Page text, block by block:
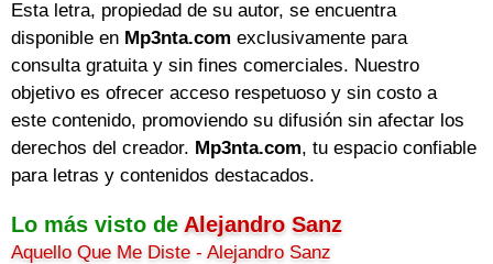
Esta letra, propiedad de su autor, se encuentra
disponible en Mp3nta.com exclusivamente para
consulta gratuita y sin fines comerciales. Nuestro
objetivo es ofrecer acceso respetuoso y sin costo a
este contenido, promoviendo su difusión sin afectar los
derechos del creador. Mp3nta.com, tu espacio confiable
para letras y contenidos destacados.
Lo más visto de Alejandro Sanz
Aquello Que Me Diste - Alejandro Sanz